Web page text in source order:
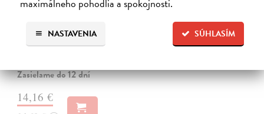
maximálneho pohodlia a spokojnosti.
SÚHLASÍM
NASTAVENIA
| Kniha
Kniha vychází z praktické lexikografické práce na Velkém německo-
českém akademickém slovníku, jenž vzniká v Ústavu germánských
studií Filozofické fakulty Univerzity Karlovy. Tématem knihy jsou
Zasielame do 12 dní
14,16 €